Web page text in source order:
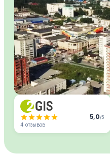
5,0/5
4 отзывов